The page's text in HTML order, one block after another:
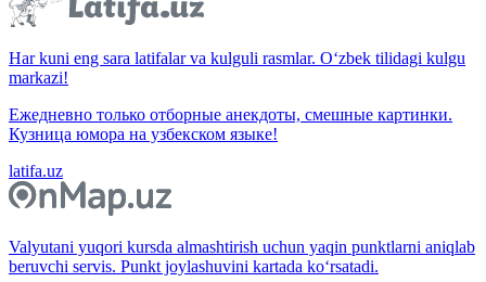
Har kuni eng sara latifalar va kulguli rasmlar. O‘zbek tilidagi kulgu
markazi!
Ежедневно только отборные анекдоты, смешные картинки.
Кузница юмора на узбекском языке!
latifa.uz
Valyutani yuqori kursda almashtirish uchun yaqin punktlarni aniqlab
beruvchi servis. Punkt joylashuvini kartada ko‘rsatadi.